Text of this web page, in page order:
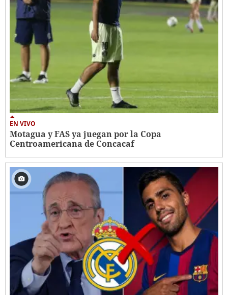
EN VIVO
Motagua y FAS ya juegan por la Copa
Centroamericana de Concacaf